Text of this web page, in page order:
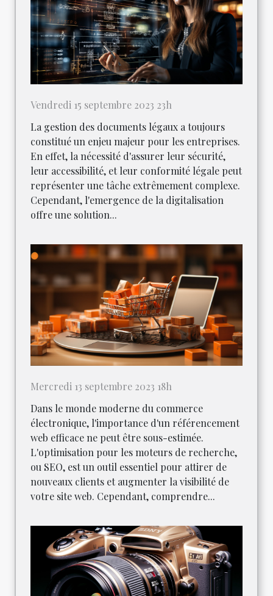
Vendredi 15 septembre 2023 23h
La gestion des documents légaux a toujours
constitué un enjeu majeur pour les entreprises.
En effet, la nécessité d'assurer leur sécurité,
leur accessibilité, et leur conformité légale peut
représenter une tâche extrêmement complexe.
Cependant, l'emergence de la digitalisation
offre une solution...
Mercredi 13 septembre 2023 18h
Dans le monde moderne du commerce
électronique, l'importance d'un référencement
web efficace ne peut être sous-estimée.
L'optimisation pour les moteurs de recherche,
ou SEO, est un outil essentiel pour attirer de
nouveaux clients et augmenter la visibilité de
votre site web. Cependant, comprendre...